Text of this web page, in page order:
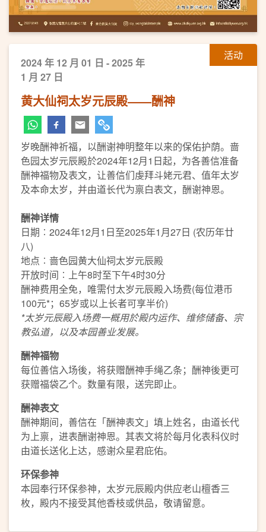
活动
2024 年 12 月 01 日 - 2025 年
1 月 27 日
黄大仙祠太岁元辰殿——酬神
岁晚酬神祈福，以酬谢神明整年以来的保佑护荫。啬
色园太岁元辰殿於2024年12月1日起，为各善信准备
酬神福物及表文，让善信们虔拜斗姥元君、值年太岁
及本命太岁，并由道长代为禀白表文，酬谢神恩。
酬神详情
日期︰2024年12月1日至2025年1月27日 (农历年廿
八)
地点︰啬色园黄大仙祠太岁元辰殿
开放时间︰上午8时至下午4时30分
酬神费用全免，唯需付太岁元辰殿入场费(每位港币
100元*；65岁或以上长者可享半价)
*太岁元辰殿入场费一概用於殿内运作、维修储备、宗
教弘道，以及本园善业发展。
酬神福物
每位善信入场後，将获赠酬神手绳乙条；酬神後更可
获赠福袋乙个。数量有限，送完即止。
酬神表文
酬神期间，善信在「酬神表文」填上姓名，由道长代
为上禀，进表酬谢神恩。其表文将於每月化表科仪时
由道长送化上达，感谢众星君庇佑。
环保参神
本园奉行环保参神，太岁元辰殿内供应老山檀香三
枚，殿内不接受其他香枝或供品，敬请留意。